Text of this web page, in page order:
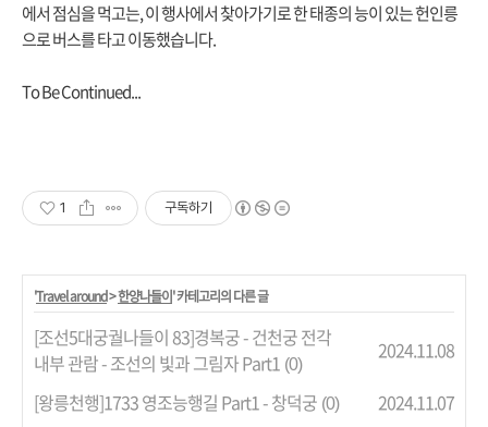
에서 점심을 먹고는, 이 행사에서 찾아가기로 한 태종의 능이 있는 헌인릉
으로 버스를 타고 이동했습니다.
To Be Continued...
1 구독하기
'Travel around>한양나들이' 카테고리의 다른 글
[조선5대궁궐나들이 83]경복궁 - 건천궁 전각
내부 관람 - 조선의 빛과 그림자 Part1 (0)
2024.11.08
[왕릉천행]1733 영조능행길 Part1 - 창덕궁 (0)
2024.11.07